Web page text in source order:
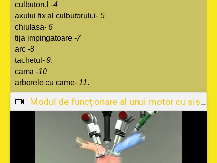
culbutorul -4
axului fix al culbutorului- 5
chiulasa- 6
tija impingatoare -7
arc -8
tachetul- 9.
cama -10
arborele cu came- 11.
Modul de funcționare al unui motor cu sistem de distribuție pe lanț DOHC (Double OverHead Camshaft).